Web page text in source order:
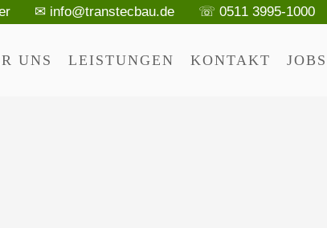
✉ info@transtecbau.de ☏ 0511 3995-1000
UNS LEISTUNGEN KONTAKT JOBS